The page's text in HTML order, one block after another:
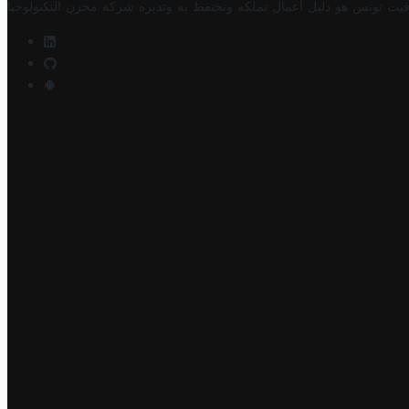
تونس هو دليل أعمال تملكه وتحتفظ به وتديره شركة مخزن التكنولوجيا